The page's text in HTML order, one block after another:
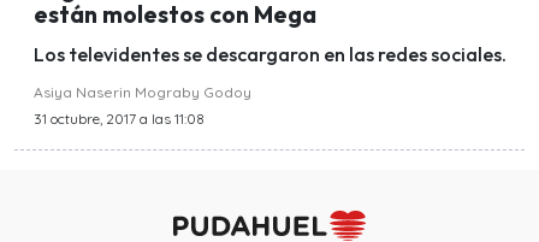
están molestos con Mega
Los televidentes se descargaron en las redes sociales.
Asiya Naserin Mograby Godoy
31 octubre, 2017 a las 11:08